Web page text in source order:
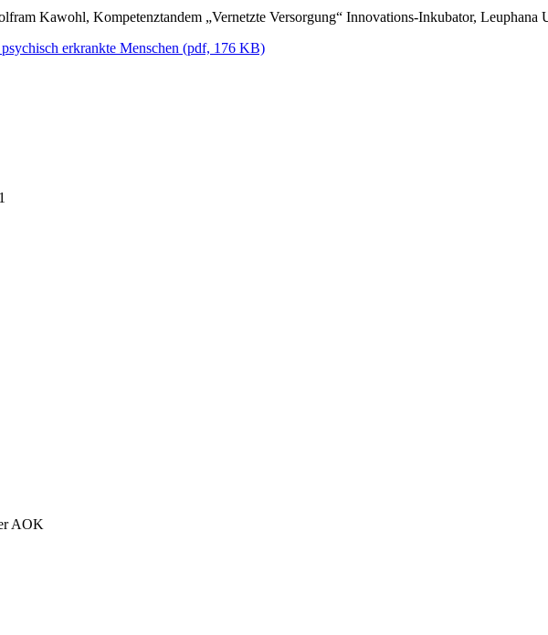
Kawohl, Kompetenztandem „Vernetzte Versorgung“ Innovations-Inkubator, Leuphana
erkrankte Menschen (pdf, 176 KB)
AOK